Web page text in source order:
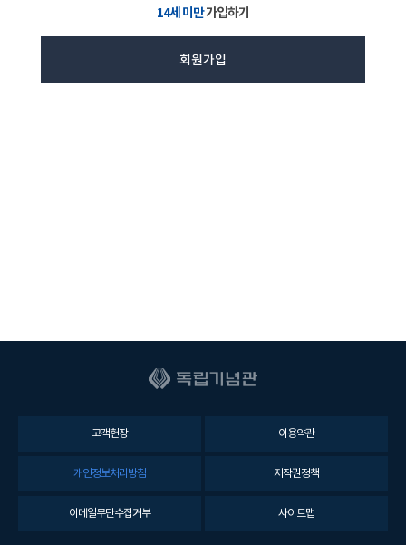
14세 미만가입하기
회원가입
고객헌장 이용약관
개인정보처리방침 저작권정책
이메일무단수집거부 사이트맵